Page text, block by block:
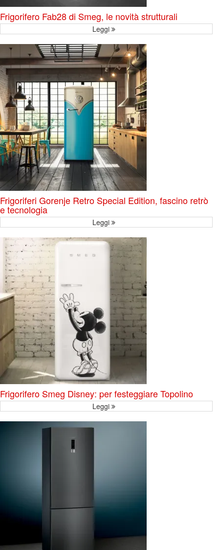
Frigorifero Fab28 di Smeg, le novità strutturali
Leggi
Frigoriferi Gorenje Retro Special Edition, fascino retrò
e tecnologia
Leggi
Frigorifero Smeg Disney: per festeggiare Topolino
Leggi